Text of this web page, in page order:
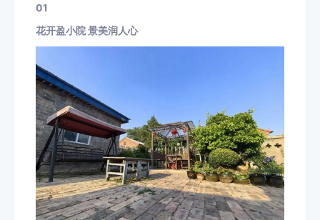
01
花开盈小院 景美润人心